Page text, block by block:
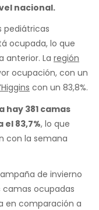
nacional.
pediátricas
ocupada, lo que
anterior. La región
ocupación, con un
con un 83,8%.
381 camas
83,7%, lo que
con la semana
de invierno
camas ocupadas
en comparación a